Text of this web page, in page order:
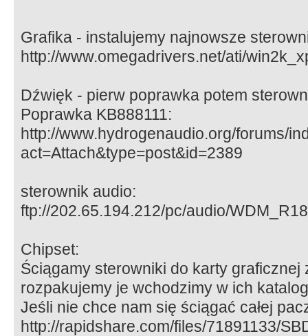
Grafika - instalujemy najnowsze
http://www.omegadrivers.net/ati/
Dźwięk - pierw poprawka potem
Poprawka KB888111:
http://www.hydrogenaudio.org/forums/
act=Attach&type=post&id=2389
sterownik audio:
ftp://202.65.194.212/pc/audio/
Chipset:
Ściągamy sterowniki do karty graficznej
rozpakujemy je wchodzimy w ich
Jeśli nie chce nam się ściągać całej
http://rapidshare.com/files/71891133/